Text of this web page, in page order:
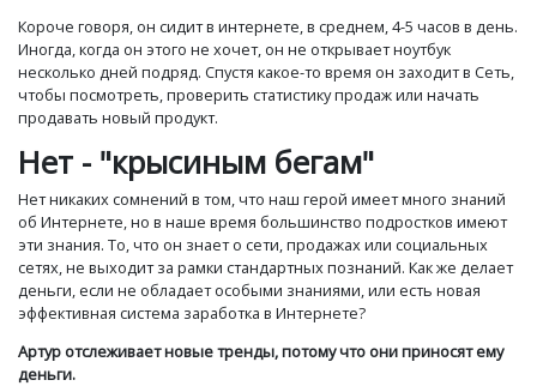
Короче говоря, он сидит в интернете, в среднем, 4-5 часов в день.
Иногда, когда он этого не хочет, он не открывает ноутбук
несколько дней подряд. Спустя какое-то время он заходит в Сеть,
чтобы посмотреть, проверить статистику продаж или начать
продавать новый продукт.
Нет - "крысиным бегам"
Нет никаких сомнений в том, что наш герой имеет много знаний
об Интернете, но в наше время большинство подростков имеют
эти знания. То, что он знает о сети, продажах или социальных
сетях, не выходит за рамки стандартных познаний. Как же делает
деньги, если не обладает особыми знаниями, или есть новая
эффективная система заработка в Интернете?
Артур отслеживает новые тренды, потому что они приносят ему
деньги.